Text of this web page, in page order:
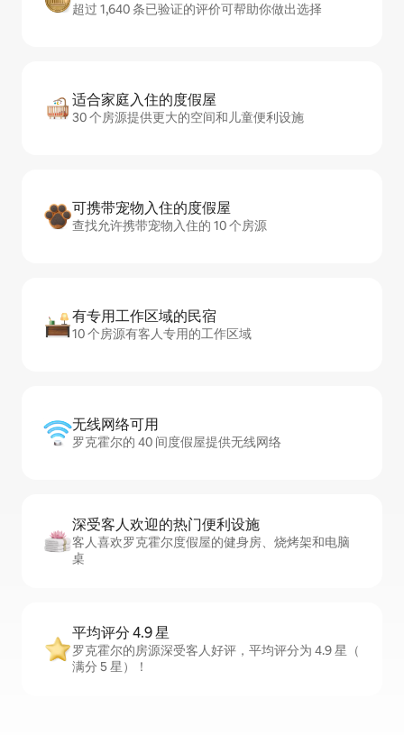
超过 1,640 条已验证的评价可帮助你做出选择
适合家庭入住的度假屋
30 个房源提供更大的空间和儿童便利设施
可携带宠物入住的度假屋
查找允许携带宠物入住的 10 个房源
有专用工作区域的民宿
10 个房源有客人专用的工作区域
无线网络可用
罗克霍尔的 40 间度假屋提供无线网络
深受客人欢迎的热门便利设施
客人喜欢罗克霍尔度假屋的健身房、烧烤架和电脑
桌
平均评分 4.9 星
罗克霍尔的房源深受客人好评，平均评分为 4.9 星（
满分 5 星）！